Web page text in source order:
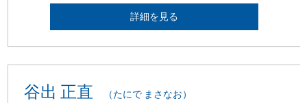
詳細を見る
谷出 正直 （たにで まさなお）